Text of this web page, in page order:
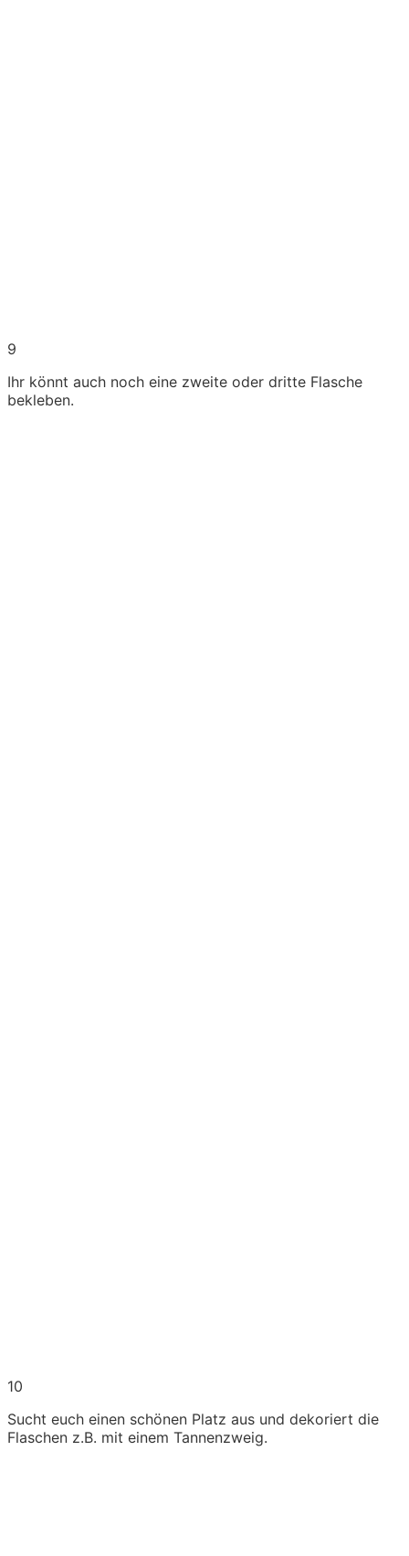
9
Ihr könnt auch noch eine zweite oder dritte Flasche
bekleben.
10
Sucht euch einen schönen Platz aus und dekoriert die
Flaschen z.B. mit einem Tannenzweig.